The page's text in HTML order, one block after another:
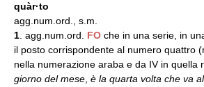
quàr·to
agg.num.ord., s.m.
1 . agg.num.ord. FO che in una serie, in
il posto corrispondente al numero quattro
nella numerazione araba e da IV in quella
giorno del mese è la quarta volta che va